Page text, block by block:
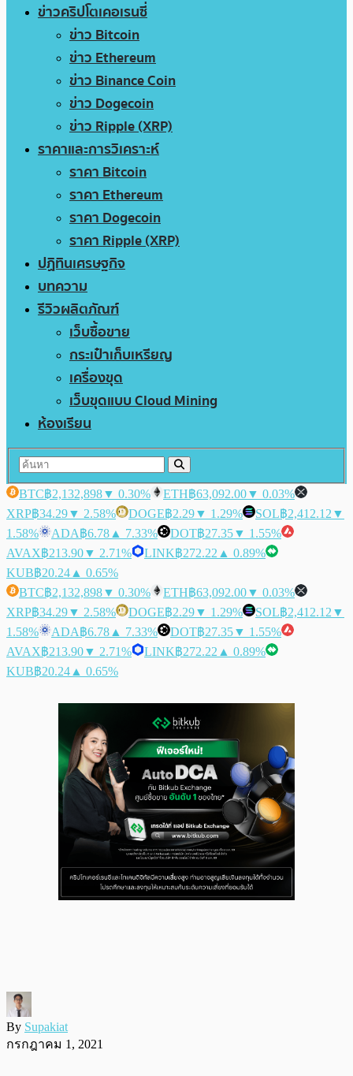
ข่าวคริปโตเคอเรนซี่
ข่าว Bitcoin
ข่าว Ethereum
ข่าว Binance Coin
ข่าว Dogecoin
ข่าว Ripple (XRP)
ราคาและการวิเคราะห์
ราคา Bitcoin
ราคา Ethereum
ราคา Dogecoin
ราคา Ripple (XRP)
ปฏิทินเศรษฐกิจ
บทความ
รีวิวผลิตภัณฑ์
เว็บซื้อขาย
กระเป๋าเก็บเหรียญ
เครื่องขุด
เว็บขุดแบบ Cloud Mining
ห้องเรียน
BTC฿2,132,898▼ 0.30% ETH฿63,092.00▼ 0.03%
XRP฿34.29▼ 2.58% DOGE฿2.29▼ 1.29% SOL฿2,412.12 ▼
1.58%
ADA฿6.78 ▲ 7.33% DOT฿27.35▼ 1.55%
AVAX฿213.90▼ 2.71% LINK฿272.22 ▲ 0.89%
KUB฿20.24 ▲ 0.65%
BTC฿2,132,898▼ 0.30% ETH฿63,092.00▼ 0.03%
XRP฿34.29▼ 2.58% DOGE฿2.29▼ 1.29% SOL฿2,412.12 ▼
1.58%
ADA฿6.78 ▲ 7.33% DOT฿27.35▼ 1.55%
AVAX฿213.90▼ 2.71% LINK฿272.22 ▲ 0.89%
KUB฿20.24 ▲ 0.65%
By Supakiat
กรกฎาคม 1, 2021